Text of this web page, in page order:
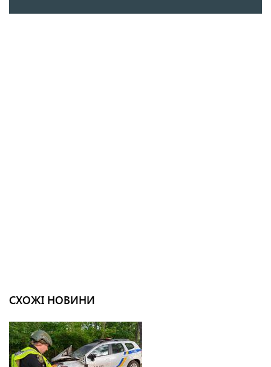
СХОЖІ НОВИНИ